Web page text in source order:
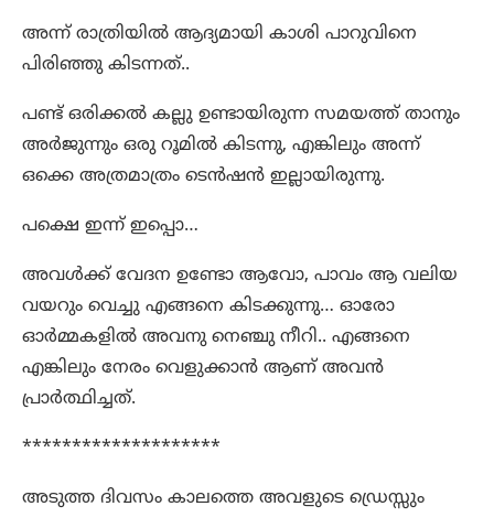
അന്ന് രാത്രിയിൽ ആദ്യമായി കാശി പാറുവിനെ
പിരിഞ്ഞു കിടന്നത്..
പണ്ട് ഒരിക്കൽ കല്ലു ഉണ്ടായിരുന്ന സമയത്ത് താനും
അർജുന്നും ഒരു റൂമിൽ കിടന്നു, എങ്കിലും അന്ന്
ഒക്കെ അത്രമാത്രം ടെൻഷൻ ഇല്ലായിരുന്നു.
പക്ഷെ ഇന്ന് ഇപ്പൊ…
അവൾക്ക് വേദന ഉണ്ടോ ആവോ, പാവം ആ വലിയ
വയറും വെച്ചു എങ്ങനെ കിടക്കുന്നു… ഓരോ
ഓർമ്മകളിൽ അവനു നെഞ്ചു നീറി.. എങ്ങനെ
എങ്കിലും നേരം വെളുക്കാൻ ആണ് അവൻ
പ്രാർത്ഥിച്ചത്.
********************
അടുത്ത ദിവസം കാലത്തെ അവളുടെ ഡ്രെസ്സും